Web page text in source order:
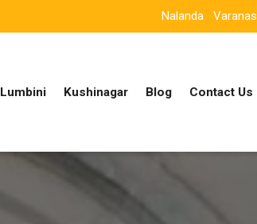
Nalanda
Lumbini Kushinagar Blog Contact Us